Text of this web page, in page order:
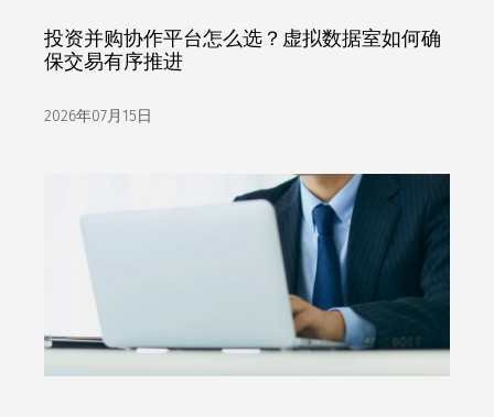
投资并购协作平台怎么选？虚拟数据室如何确
保交易有序推进
2026年07月15日